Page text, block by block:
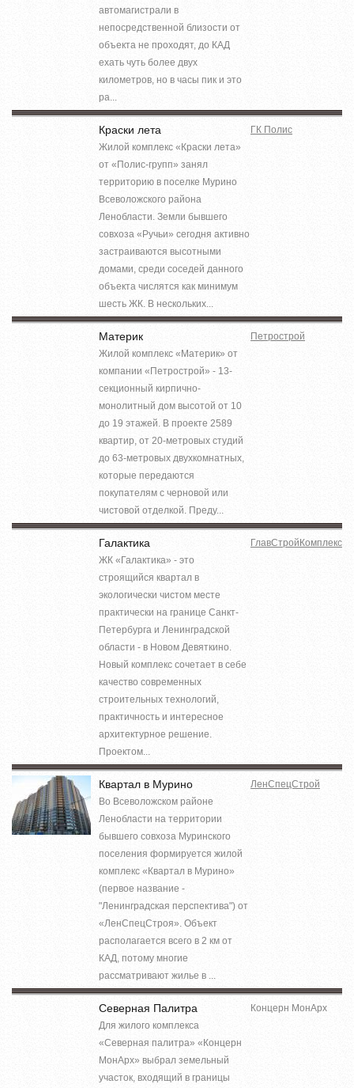
автомагистрали в
непосредственной близости от
объекта не проходят, до КАД
ехать чуть более двух
километров, но в часы пик и это
ра...
Краски лета
Жилой комплекс «Краски лета»
от «Полис-групп» занял
территорию в поселке Мурино
Всеволожского района
Ленобласти. Земли бывшего
совхоза «Ручьи» сегодня активно
застраиваются высотными
домами, среди соседей данного
объекта числятся как минимум
шесть ЖК. В нескольких...
ГК Полис
Материк
Жилой комплекс «Материк» от
компании «Петрострой» - 13-
секционный кирпично-
монолитный дом высотой от 10
до 19 этажей. В проекте 2589
квартир, от 20-метровых студий
до 63-метровых двухкомнатных,
которые передаются
покупателям с черновой или
чистовой отделкой. Преду...
Петрострой
Галактика
ЖК «Галактика» - это
строящийся квартал в
экологически чистом месте
практически на границе Санкт-
Петербурга и Ленинградской
области - в Новом Девяткино.
Новый комплекс сочетает в себе
качество современных
строительных технологий,
практичность и интересное
архитектурное решение.
Проектом...
ГлавСтройКомплекс
Квартал в Мурино
Во Всеволожском районе
Ленобласти на территории
бывшего совхоза Муринского
поселения формируется жилой
комплекс «Квартал в Мурино»
(первое название -
"Ленинградская перспектива") от
«ЛенСпецСтроя». Объект
располагается всего в 2 км от
КАД, потому многие
рассматривают жилье в ...
ЛенСпецСтрой
Северная Палитра
Для жилого комплекса
«Северная палитра» «Концерн
МонАрх» выбрал земельный
участок, входящий в границы
Концерн МонАрх